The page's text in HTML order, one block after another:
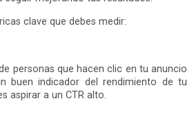
clave que debes medir:
personas que hacen clic en tu anuncio
buen indicador del rendimiento de tu
aspirar a un CTR alto.